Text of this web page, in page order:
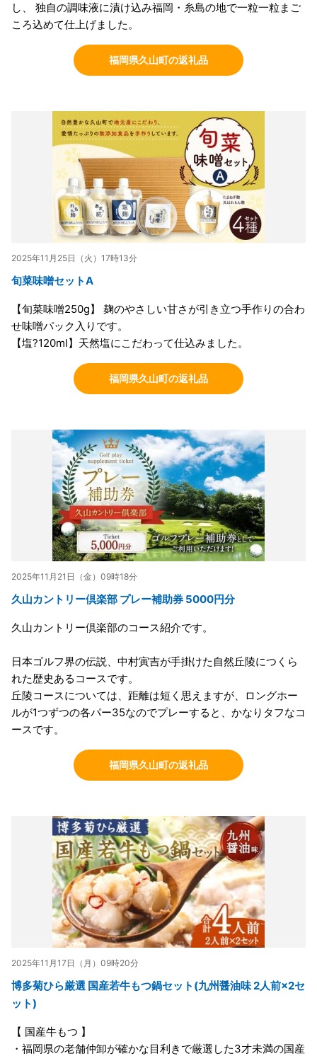
し、 独自の調味液に漬け込み福岡・糸島の地で一粒一粒まご
ころ込めて仕上げました。
福岡県久山町の返礼品
2025年11月25日（火）17時13分
旬菜味噌セットA
【旬菜味噌250g】 麹のやさしい甘さが引き立つ手作りの合わ
せ味噌パック入りです。
【塩?120ml】天然塩にこだわって仕込みました。
福岡県久山町の返礼品
2025年11月21日（金）09時18分
久山カントリー倶楽部 プレー補助券 5000円分
久山カントリー倶楽部のコース紹介です。
日本ゴルフ界の伝説、中村寅吉が手掛けた自然丘陵につくら
れた歴史あるコースです。
丘陵コースについては、距離は短く思えますが、ロングホー
ルが1つずつの各パー35なのでプレーすると、かなりタフなコ
ースです。
福岡県久山町の返礼品
2025年11月17日（月）09時20分
博多菊ひら厳選 国産若牛もつ鍋セット(九州醤油味 2人前×2セ
ット)
【 国産牛もつ 】
・福岡県の老舗仲卸が確かな目利きで厳選した3才未満の国産